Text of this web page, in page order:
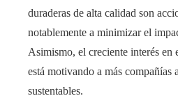
duraderas de alta calidad son
notablemente a minimizar el
Asimismo, el creciente interés en
está motivando a más compañías
sustentables.